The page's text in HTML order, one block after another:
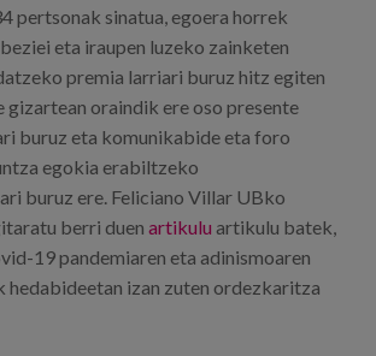
pertsonak sinatua, egoera horrek
eta iraupen luzeko zainketen
premia larriari buruz hitz egiten
gizartean oraindik ere oso presente
buruz eta komunikabide eta foro
egokia erabiltzeko
buruz ere. Feliciano Villar UBko
berri duen artikulu artikulu batek,
19 pandemiaren eta adinismoaren
hedabideetan izan zuten ordezkaritza